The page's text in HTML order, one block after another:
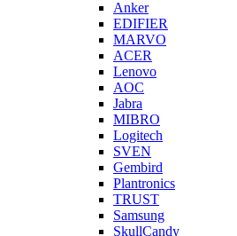
Anker
EDIFIER
MARVO
ACER
Lenovo
AOC
Jabra
MIBRO
Logitech
SVEN
Gembird
Plantronics
TRUST
Samsung
SkullCandy